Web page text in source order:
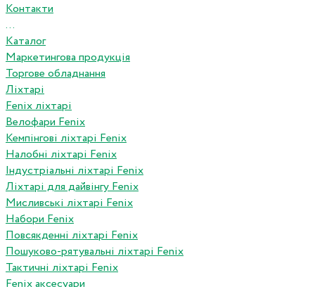
Контакти
...
Каталог
Маркетингова продукція
Торгове обладнання
Ліхтарі
Fenix ліхтарі
Велофари Fenix
Кемпінгові ліхтарі Fenix
Налобні ліхтарі Fenix
Індустріальні ліхтарі Fenix
Ліхтарі для дайвінгу Fenix
Мисливські ліхтарі Fenix
Набори Fenix
Повсякденні ліхтарі Fenix
Пошуково-рятувальні ліхтарі Fenix
Тактичні ліхтарі Fenix